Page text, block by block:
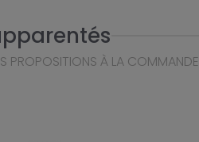
PROPOSITIONS À LA COMMANDE